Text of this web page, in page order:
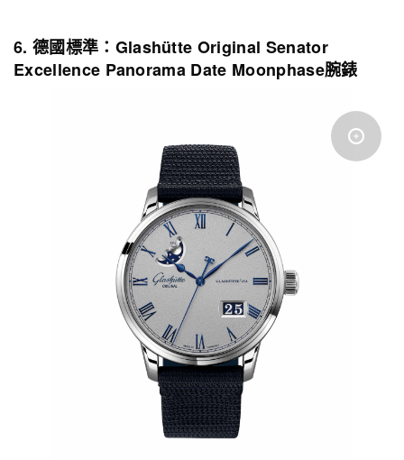
6. 德國標準：Glashütte Original Senator
Excellence Panorama Date Moonphase腕錶